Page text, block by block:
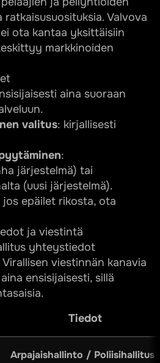
Valvova
ota kantaa yksittäisiin
markkinoiden
aina suoraan
valitus: kirjallisesti
:
järjestelmä) tai
(uusi järjestelmä).
jos epäilet rikosta, ota
ja viestintä
yhteystiedot
viestinnän kanavia
ensisijaisesti, sillä
Tiedot
Arpajaishallinto / Poliisihallitus